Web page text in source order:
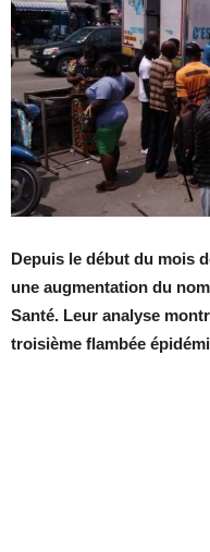
Depuis le début du mois
une augmentation du
Santé. Leur analyse
troisième flambée